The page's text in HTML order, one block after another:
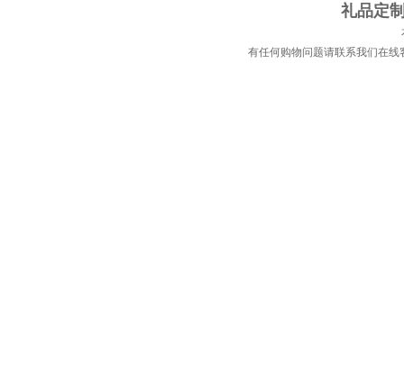
礼品定
有任何购物问题请联系我们在线